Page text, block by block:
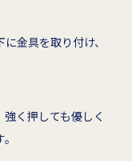
金具を取り付け、
く押しても優しく